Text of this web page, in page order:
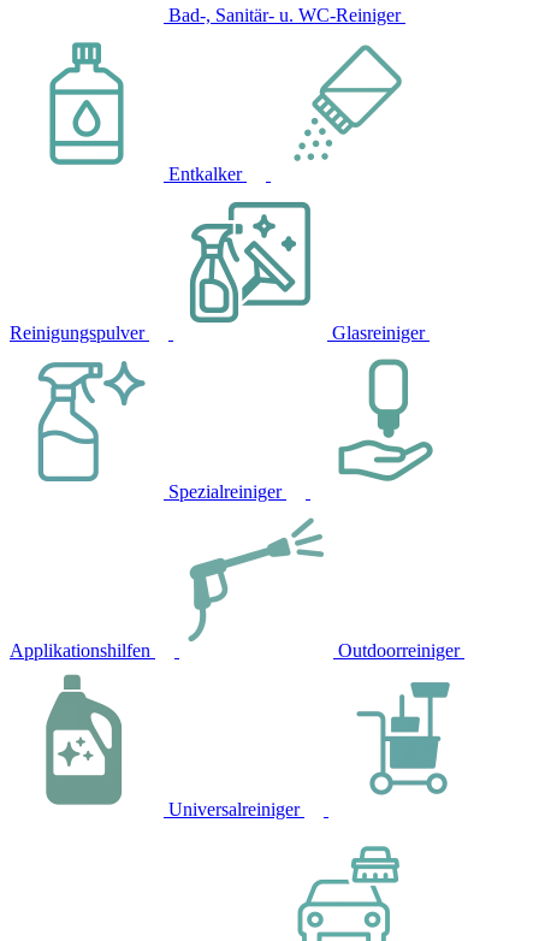
Bad-, Sanitär- u. WC-Reiniger
Entkalker
Reinigungspulver Glasreiniger
Spezialreiniger
Applikationshilfen Outdoorreiniger
Universalreiniger